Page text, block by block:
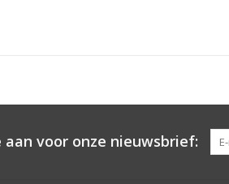
aan voor onze nieuwsbrief: